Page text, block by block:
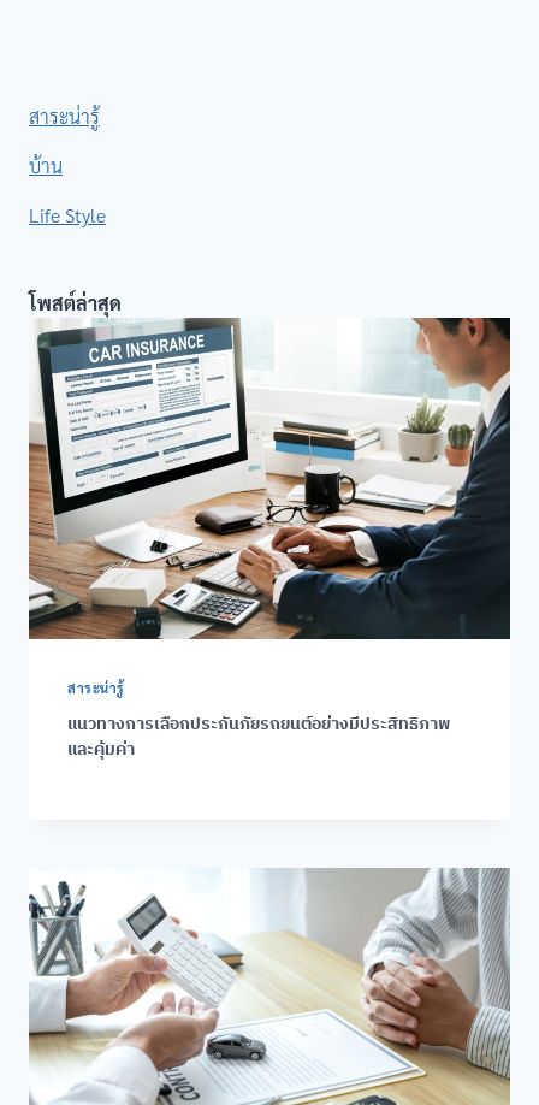
สาระน่ารู้
บ้าน
Life Style
โพสต์ล่าสุด
สาระน่ารู้
แนวทางการเลือกประกันภัยรถยนต์อย่างมีประสิทธิภาพ
และคุ้มค่า